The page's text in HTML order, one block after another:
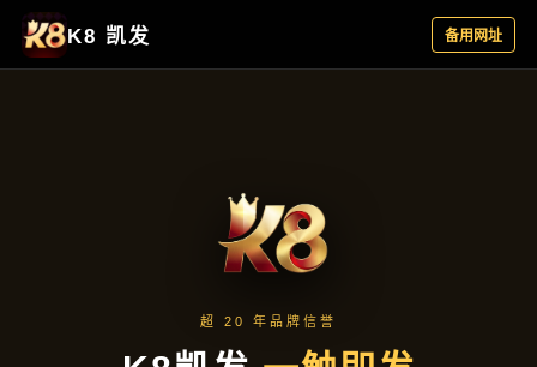
行业资讯
首页 行业资讯